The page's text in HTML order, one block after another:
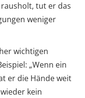
tut er das
weniger
wichtigen
„Wenn ein
er die Hände weit
kein